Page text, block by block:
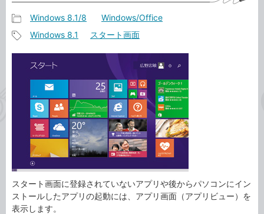
事
カ
テ
リ
Windows 8.1/8 Windows/Office
Windows 8.1 スタート画面
スタート画面に登録されていないアプリや後からパソコンにイン
ストールしたアプリの起動には、アプリ画面（アプリビュー）を
表示します。